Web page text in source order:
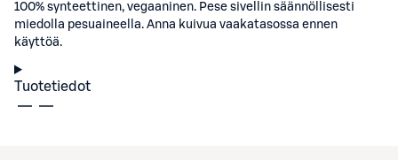
100% synteettinen, vegaaninen. Pese sivellin säännöllisesti
miedolla pesuaineella. Anna kuivua vaakatasossa ennen
käyttöä.
Tuotetiedot